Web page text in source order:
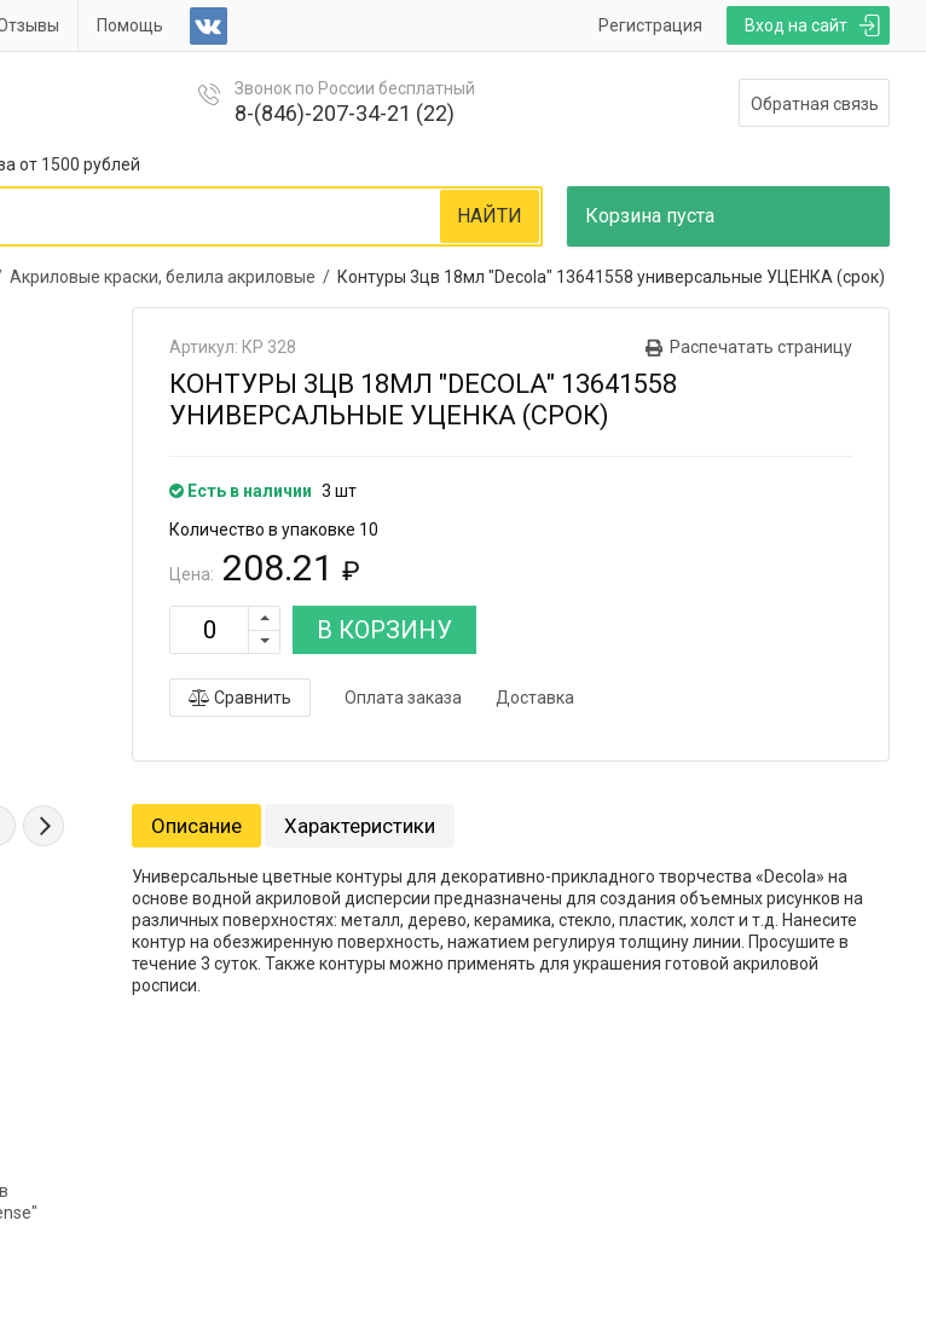
Вход на сайт
Регистрация
Помощь
от 1500 рублей
Звонок по России бесплатный
8-(846)-207-34-21 (22) Обратная связь
Корзина пуста
НАЙТИ
Акриловые краски, белила акриловые / Контуры 3цв 18мл "Deсola" 13641558 универсальные УЦЕНКА (срок)
Распечатать страницу
Артикул: КР 328
КОНТУРЫ 3ЦВ 18МЛ "DEСOLA" 13641558
УНИВЕРСАЛЬНЫЕ УЦЕНКА (СРОК)
Есть в наличии 3 шт
Количество в упаковке 10
Цена: 208.21 ₽
В КОРЗИНУ
Сравнить Оплата заказа Доставка
Описание Характеристики
Универсальные цветные контуры для декоративно-прикладного творчества «Decola» на
основе водной акриловой дисперсии предназначены для создания объемных рисунков на
различных поверхностях: металл, дерево, керамика, стекло, пластик, холст и т.д. Нанесите
контур на обезжиренную поверхность, нажатием регулируя толщину линии. Просушите в
течение 3 суток. Также контуры можно применять для украшения готовой акриловой
росписи.